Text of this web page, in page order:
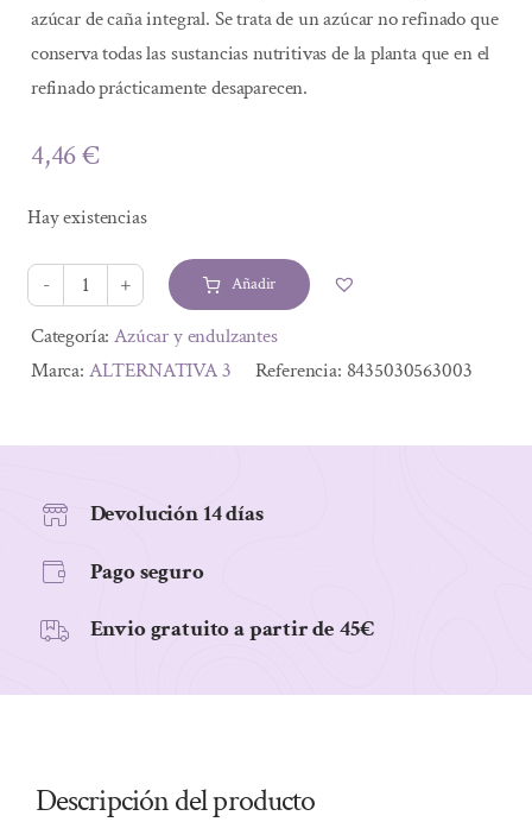
azúcar de caña integral. Se trata de un azúcar no refinado que
conserva todas las sustancias nutritivas de la planta que en el
refinado prácticamente desaparecen.
4,46€
Hay existencias
AZUCAR
MASCOBADO
BIO
Añadir
Alternative:
Categoría:Azúcar y endulzantes
Marca: ALTERNATIVA 3 Referencia: 8435030563003
Devolución 14 días
Pago seguro
Envio gratuito a partir de 45€
Descripción del producto